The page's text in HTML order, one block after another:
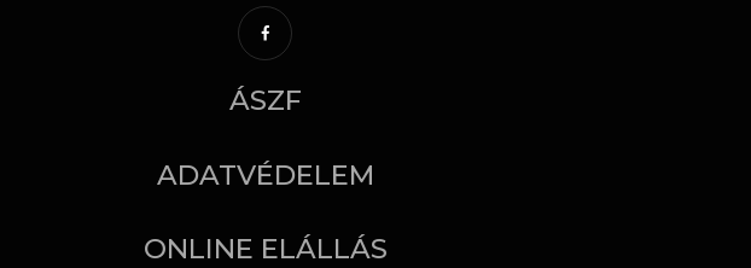
ÁSZF
ADATVÉDELEM
ONLINE ELÁLLÁS